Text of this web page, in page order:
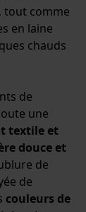
tout comme
en laine
chauds
de
une
textile et
douce et
de
de
couleurs de